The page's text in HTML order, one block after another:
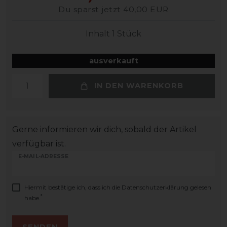
Du sparst jetzt 40,00 EUR
Inhalt 1 Stück
ausverkauft
IN DEN WARENKORB
Gerne informieren wir dich, sobald der Artikel
verfügbar ist.
E-MAIL-ADRESSE
Hiermit bestätige ich, dass ich die Daten­schutz­erklärung gelesen
habe. *